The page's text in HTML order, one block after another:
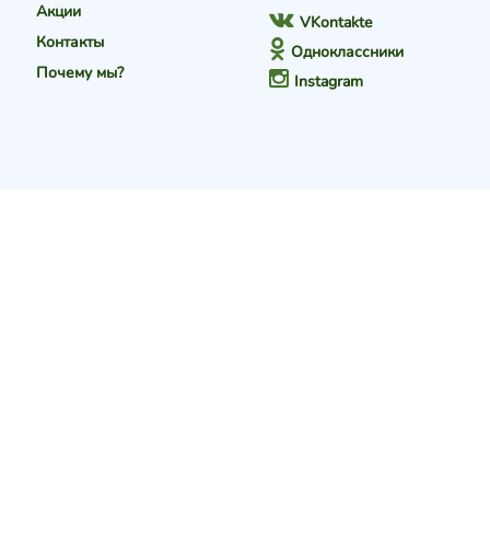
Акции
Контакты
Почему мы?
VKontakte
Одноклассники
Instagram